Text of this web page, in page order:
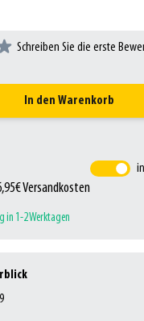
Schreiben Sie die erste
In den Warenkorb
Versandkosten
in 1-2 Werktagen